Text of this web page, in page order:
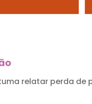
relatar perda